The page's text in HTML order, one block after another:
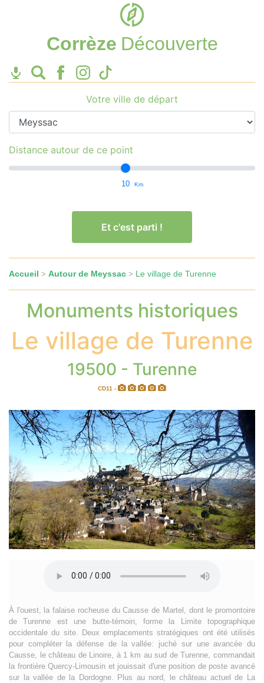
Corrèze Découverte
Votre ville de départ
Distance autour de ce point
10 Km
Et c'est parti !
Accueil > Autour de Meyssac > Le village de Turenne
Monuments historiques
Le village de Turenne
19500 - Turenne
CD11 -
À l'ouest, la falaise rocheuse du Causse de Martel, dont le promontoire
de Turenne est une butte-témoin, forme la Limite topographique
occidentale du site. Deux emplacements stratégiques ont été utilisés
pour compléter la défense de la vallée: juché sur une avancée du
Causse, le château de Linoire, à 1 km au sud de Turenne, commandait
la frontière Quercy-Limousin et jouissait d'une position de poste avancé
sur la vallée de la Dordogne. Plus au nord, le château actuel de La